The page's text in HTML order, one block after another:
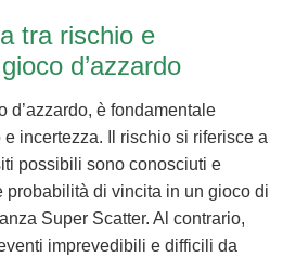
tra rischio e
d’azzardo
d’azzardo, è fondamentale
incertezza. Il rischio si riferisce a
possibili sono conosciuti e
probabilità di vincita in un gioco di
Super Scatter. Al contrario,
imprevedibili e difficili da